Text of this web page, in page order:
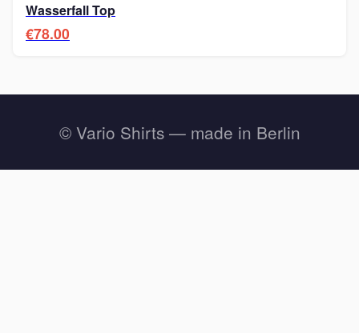
Wasserfall Top
€78.00
© Vario Shirts — made in Berlin